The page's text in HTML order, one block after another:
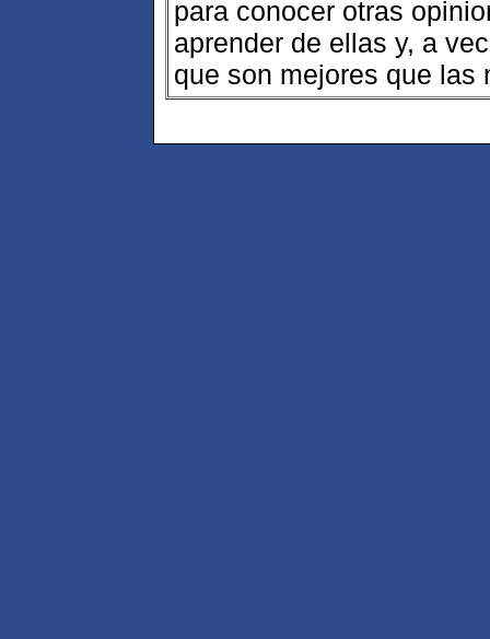
para conocer otras
aprender de ellas y, a
que son mejores que las